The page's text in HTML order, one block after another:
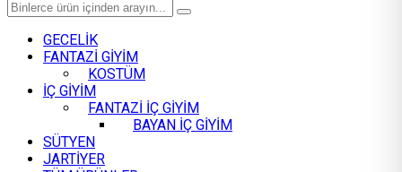
GECELİK
FANTAZİ GİYİM
KOSTÜM
İÇ GİYİM
FANTAZİ İÇ GİYİM
BAYAN İÇ GİYİM
SÜTYEN
JARTİYER